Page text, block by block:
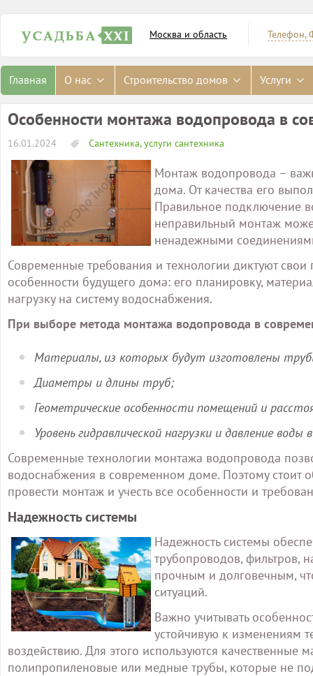
Телефон,
Москва и область
Главная О нас Строительство домов Услуги
Особенности монтажа водопровода в
16.01.2024 Сантехника, услуги сантехника
Монтаж водопровода –
дома. От качества его
Правильное подключение
неправильный монтаж
ненадежными
Современные требования и технологии диктуют
особенности будущего дома: его планировку,
нагрузку на систему водоснабжения.
При выборе метода монтажа водопровода в
Материалы, из которых будут изготовлены
Диаметры и длины труб;
Геометрические особенности помещений и
Уровень гидравлической нагрузки и давление воды
Современные технологии монтажа водопровода
водоснабжения в современном доме. Поэтому стоит
провести монтаж и учесть все особенности и
Надежность системы
Надежность системы
трубопроводов, фильтров,
прочным и долговечным,
ситуаций.
Важно учитывать
устойчивую к изменениям
воздействию. Для этого используются качественные
полипропиленовые или медные трубы, которые не